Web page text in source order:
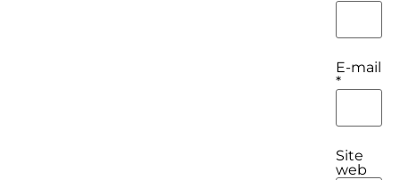
E-mail
*
Site
web